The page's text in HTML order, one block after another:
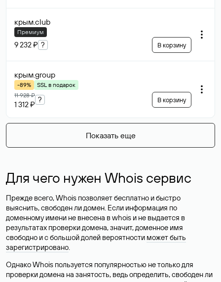
крым.club
Премиум
9 232 ₽ ? В корзину
крым.group
-89%
SSL в подарок
11 928 ₽
1 312 ₽
? В корзину
Показать еще
Для чего нужен Whois сервис
Прежде всего, Whois позволяет бесплатно и быстро
выяснить, свободен ли домен. Если информация по
доменному имени не внесена в whois и не выдается в
результатах проверки домена, значит, доменное имя
свободно и с большой долей вероятности может быть
зарегистрировано.
Однако Whois пользуется популярностью не только для
проверки домена на занятость, ведь определить, свободен ли